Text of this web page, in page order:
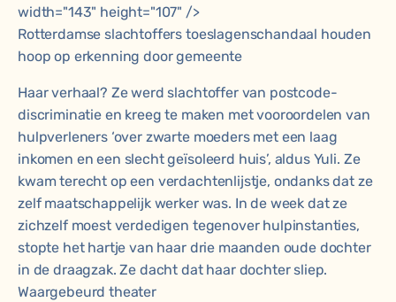
width="143" height="107" />
Rotterdamse slachtoffers toeslagenschandaal houden
hoop op erkenning door gemeente
Haar verhaal? Ze werd slachtoffer van postcode-
discriminatie en kreeg te maken met vooroordelen van
hulpverleners ‘over zwarte moeders met een laag
inkomen en een slecht geïsoleerd huis’, aldus Yuli. Ze
kwam terecht op een verdachtenlijstje, ondanks dat ze
zelf maatschappelijk werker was. In de week dat ze
zichzelf moest verdedigen tegenover hulpinstanties,
stopte het hartje van haar drie maanden oude dochter
in de draagzak. Ze dacht dat haar dochter sliep.
Waargebeurd theater